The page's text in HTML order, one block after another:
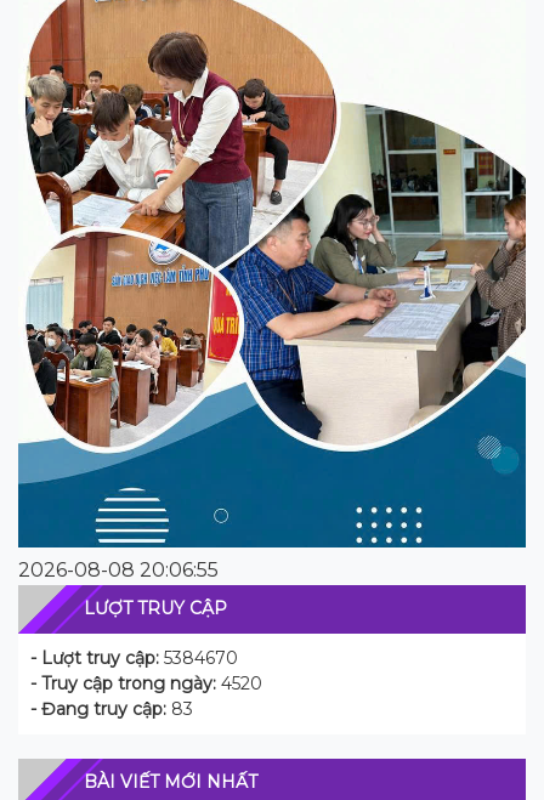
2026-08-08 20:06:55
LƯỢT TRUY CẬP
- Lượt truy cập: 5384670
- Truy cập trong ngày: 4520
- Đang truy cập: 83
BÀI VIẾT MỚI NHẤT